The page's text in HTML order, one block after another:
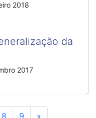
2018
da
2017
8 9 »